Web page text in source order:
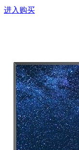
进入购买